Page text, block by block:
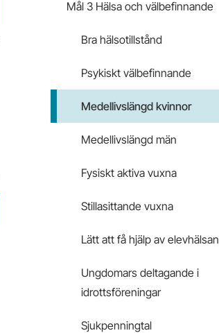
Mål 3 Hälsa och välbefinnande
Bra hälsotillstånd
Psykiskt välbefinnande
Medellivslängd kvinnor
Medellivslängd män
Fysiskt aktiva vuxna
Stillasittande vuxna
Lätt att få hjälp av elevhälsan
Ungdomars deltagande i
idrottsföreningar
Sjukpenningtal